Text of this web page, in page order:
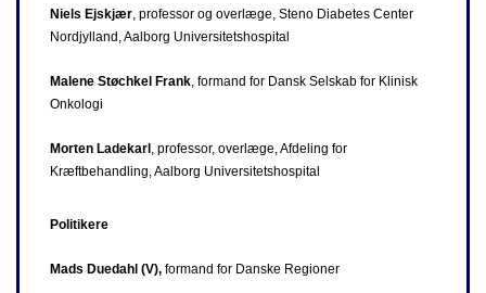
Niels Ejskjær, professor og overlæge, Steno Diabetes Center
Nordjylland, Aalborg Universitetshospital
Malene Støchkel Frank, formand for Dansk Selskab for Klinisk
Onkologi
Morten Ladekarl , professor, overlæge, Afdeling for
Kræftbehandling, Aalborg Universitetshospital
Politikere
Mads Duedahl (V), formand for Danske Regioner